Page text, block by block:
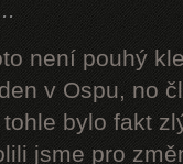
není pouhý
v Ospu, no
bylo fakt
jsme pro